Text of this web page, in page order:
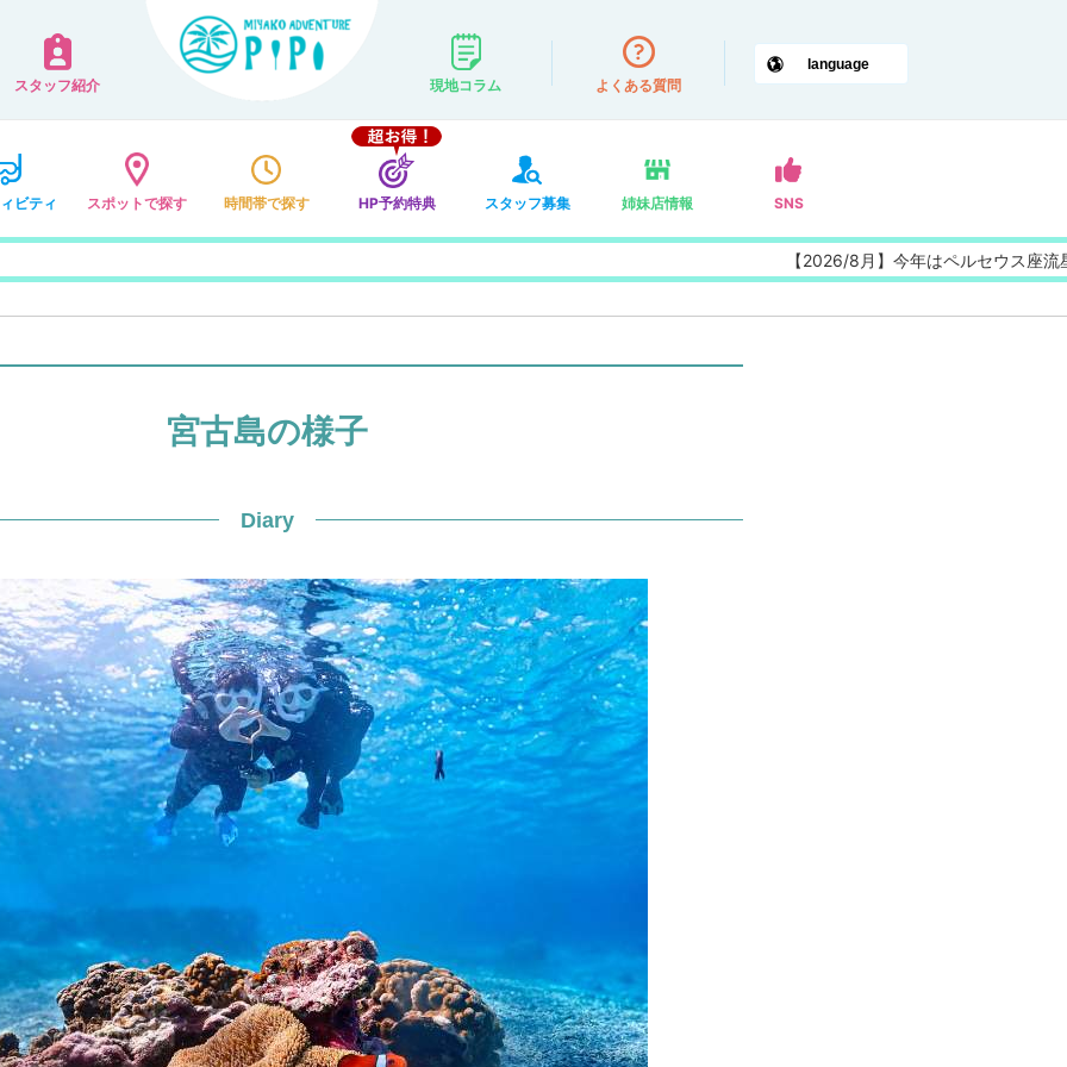
スタッフ紹介 現地コラム よくある質問
ビティ スポットで探す 時間帯で探す HP予約特典 スタッフ募集 姉妹店情報 SNS
【2026/8月】今年はペルセウス座流星群の
宮古島の様子
Diary